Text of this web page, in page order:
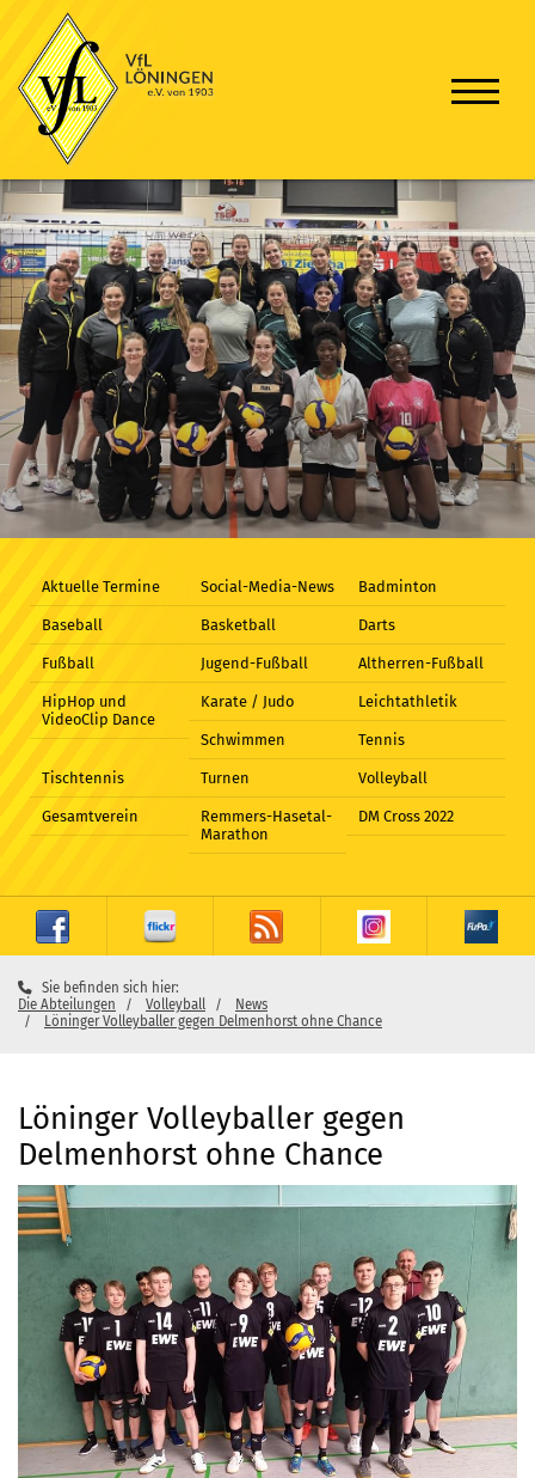
Aktuelle Termine Social-Media-News Badminton
Baseball Basketball Darts
Fußball Jugend-Fußball Altherren-Fußball
HipHop und
VideoClip Dance
Karate / Judo Leichtathletik
Schwimmen Tennis
Tischtennis Turnen Volleyball
Gesamtverein
Remmers-Hasetal-
Marathon
DM Cross 2022
Sie befinden sich hier:
Die Abteilungen
Volleyball
News
Löninger Volleyballer gegen Delmenhorst ohne Chance
Löninger Volleyballer gegen
Delmenhorst ohne Chance